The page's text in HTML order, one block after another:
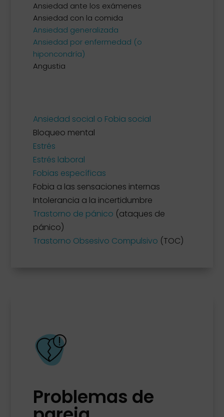
Ansiedad ante los exámenes
Ansiedad con la comida
Ansiedad generalizada
Ansiedad por enfermedad (o
hiponcondría)
Angustia
Ansiedad social o Fobia social
Bloqueo mental
Estrés
Estrés laboral
Fobias específicas
Fobia a las sensaciones internas
Intolerancia a la incertidumbre
Trastorno de pánico (ataques de
pánico)
Trastorno Obsesivo Compulsivo (TOC)
Problemas de